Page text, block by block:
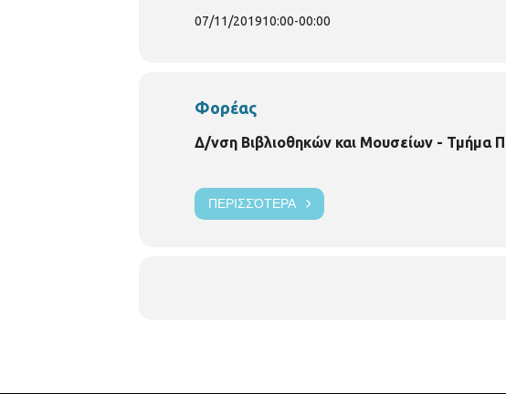
07/11/201910:00-00:00
Φορέας
Δ/νση Βιβλιοθηκών και Μουσείων - Τμήμα
ΠΕΡΙΣΣΌΤΕΡΑ